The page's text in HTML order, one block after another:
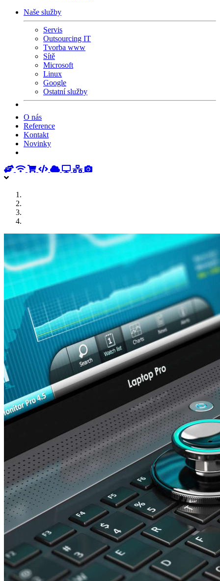
Naše služby
Servis
Outsourcing IT
Tvorba www
Sítě
Microsoft
Linux
Google
Ostatní služby
O nás
Reference
Kontakt
Novinky